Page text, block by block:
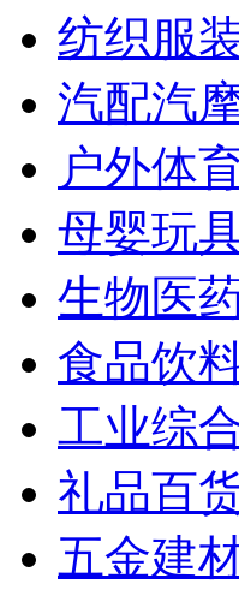
纺织服
汽配汽
户外体
母婴玩
生物医
食品饮
工业综
礼品百
五金建